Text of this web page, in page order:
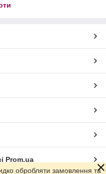
Prom.ua
обробляти замовлення та